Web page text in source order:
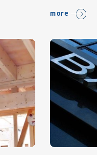
き家税
ションの成
比でマイナ
more